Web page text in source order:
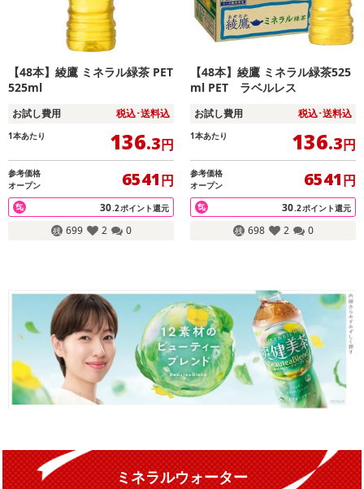
【48本】綾鷹 ミネラル緑茶 PET
525ml
お試し費用 税込･送料込
1本あたり 136.3円
参考価格
オープン
6541円
30.2ポイント還元
699 2 0
【48本】綾鷹 ミネラル緑茶525
ml PET ラベルレス
お試し費用 税込･送料込
1本あたり 136.3円
参考価格
オープン
6541円
30.2ポイント還元
698 2 0
ミネラルウォーター